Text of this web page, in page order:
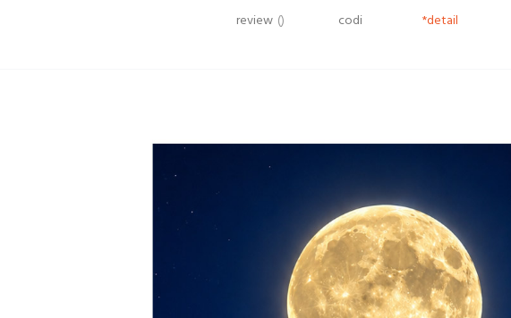
review () codi *detail